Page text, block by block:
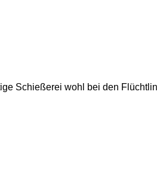
Schießerei wohl bei den